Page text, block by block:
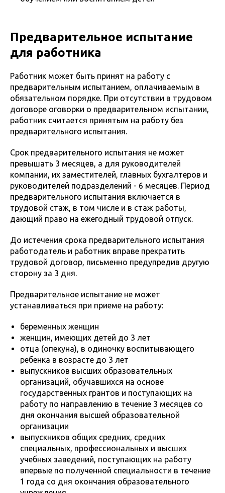
Предварительное испытание
для работника
Работник может быть принят на работу с
предварительным испытанием, оплачиваемым в
обязательном порядке. При отсутствии в трудовом
договоре оговорки о предварительном испытании,
работник считается принятым на работу без
предварительного испытания.
Срок предварительного испытания не может
превышать 3 месяцев, а для руководителей
компании, их заместителей, главных бухгалтеров и
руководителей подразделений - 6 месяцев. Период
предварительного испытания включается в
трудовой стаж, в том числе и в стаж работы,
дающий право на ежегодный трудовой отпуск.
До истечения срока предварительного испытания
работодатель и работник вправе прекратить
трудовой договор, письменно предупредив другую
сторону за 3 дня.
Предварительное испытание не может
устанавливаться при приеме на работу:
беременных женщин
женщин, имеющих детей до 3 лет
отца (опекуна), в одиночку воспитывающего
ребенка в возрасте до 3 лет
выпускников высших образовательных
организаций, обучавшихся на основе
государственных грантов и поступающих на
работу по направлению в течение 3 месяцев со
дня окончания высшей образовательной
организации
выпускников общих средних, средних
специальных, профессиональных и высших
учебных заведений, поступающих на работу
впервые по полученной специальности в течение
1 года со дня окончания образовательного